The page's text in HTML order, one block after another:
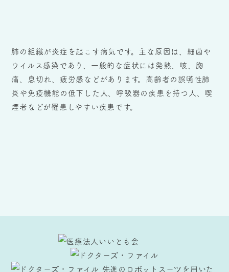
肺の組織が炎症を起こす病気です。主な原因は、細菌や
ウイルス感染であり、一般的な症状には発熱、咳、胸
痛、息切れ、疲労感などがあります。高齢者の誤嚥性肺
炎や免疫機能の低下した人、呼吸器の疾患を持つ人、喫
煙者などが罹患しやすい疾患です。